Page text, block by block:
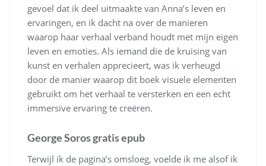
gevoel dat ik deel uitmaakte van Anna’s leven en
ervaringen, en ik dacht na over de manieren
waarop haar verhaal verband houdt met mijn eigen
leven en emoties. Als iemand die de kruising van
kunst en verhalen apprecieert, was ik verheugd
door de manier waarop dit boek visuele elementen
gebruikt om het verhaal te versterken en een echt
immersive ervaring te creëren.
George Soros gratis epub
Terwijl ik de pagina’s omsloeg, voelde ik me alsof ik